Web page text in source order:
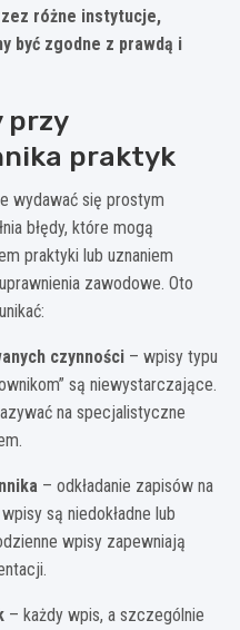
różne instytucje,
być zgodne z prawdą i
przy
praktyk
wydawać się prostym
błędy, które mogą
praktyki lub uznaniem
zawodowe. Oto
czynności – wpisy typu
są niewystarczające.
na specjalistyczne
– odkładanie zapisów na
są niedokładne lub
wpisy zapewniają
– każdy wpis, a szczególnie